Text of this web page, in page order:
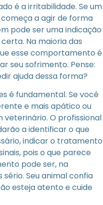
é a irritabilidade. Se um
a agir de forma
pode ser uma indicação
Na maioria das
esse comportamento é
seu sofrimento. Pense:
ajuda dessa forma?
é fundamental. Se você
e mais apático ou
veterinário. O profissional
a identificar o que
indicar o tratamento
pois o que parece
pode ser, na
Seu animal confia
esteja atento e cuide